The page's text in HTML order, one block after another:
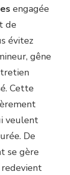
engagée
de
évitez
gêne
Cette
veulent
De
se gère
redevient